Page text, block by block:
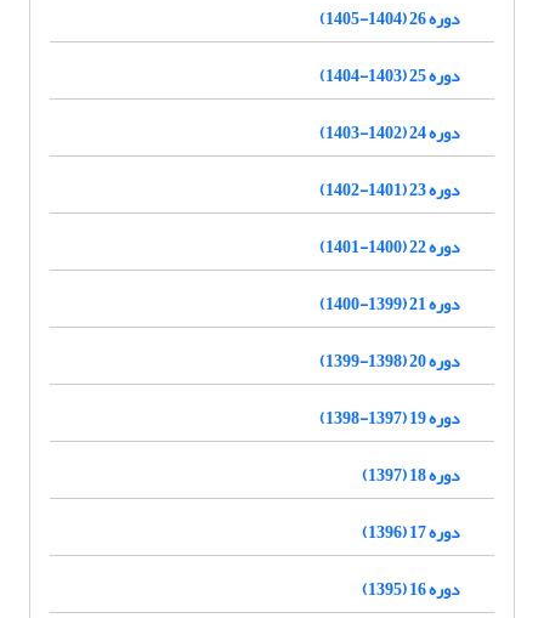
دوره 26 (1404-1405)
دوره 25 (1403-1404)
دوره 24 (1402-1403)
دوره 23 (1401-1402)
دوره 22 (1400-1401)
دوره 21 (1399-1400)
دوره 20 (1398-1399)
دوره 19 (1397-1398)
دوره 18 (1397)
دوره 17 (1396)
دوره 16 (1395)